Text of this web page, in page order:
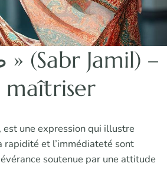
maîtriser
rapidité et l’immédiateté sont
soutenue par une attitude